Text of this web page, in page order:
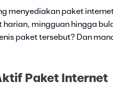
menyediakan paket
mingguan hingga
paket tersebut? Dan
Paket Internet